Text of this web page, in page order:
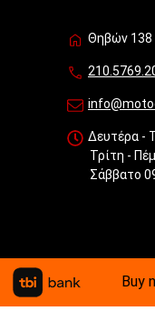
Θηβών 138
Δευτέρα -
Τρίτη -
Σάββατο
Buy